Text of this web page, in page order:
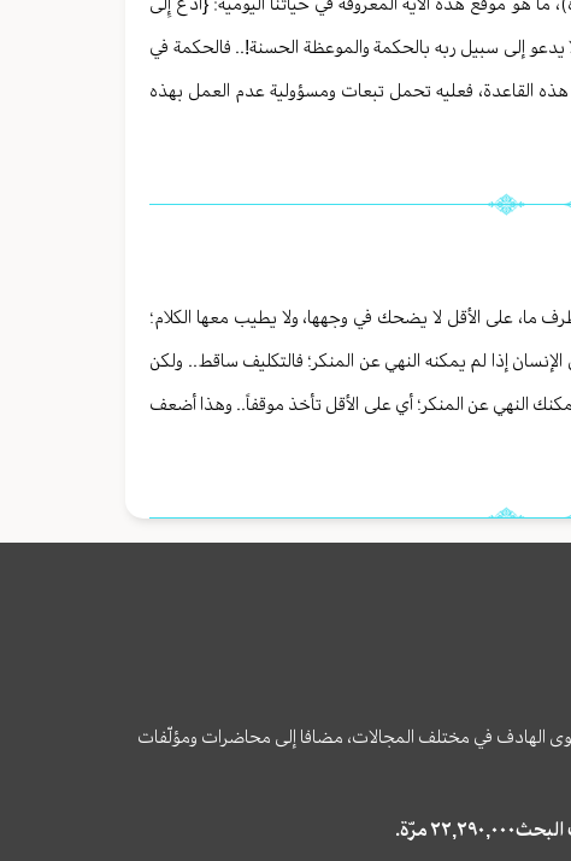
يدعو إلى سبيل ربه بالحكمة والموعظة الحسنة!.. فالحكمة في
هذه القاعدة، فعليه تحمل تبعات ومسؤولية عدم العمل بهذه
ما، على الأقل لا يضحك في وجهها، ولا يطيب معها الكلام؛
إذا لم يمكنه النهي عن المنكر؛ فالتكليف ساقط.. ولكن
النهي عن المنكر؛ أي على الأقل تأخذ موقفاً.. وهذا أضعف
الهادف في مختلف المجالات، مضافا إلى محاضرات ومؤلّفات